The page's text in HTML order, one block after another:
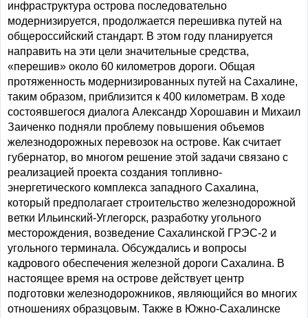
инфраструктура острова последовательно
модернизируется, продолжается перешивка путей на
общероссийский стандарт. В этом году планируется
направить на эти цели значительные средства,
«перешив» около 60 километров дороги. Общая
протяженность модернизированных путей на Сахалине,
таким образом, приблизится к 400 километрам. В ходе
состоявшегося диалога Александр Хорошавин и Михаил
Заиченко подняли проблему повышения объемов
железнодорожных перевозок на острове. Как считает
губернатор, во многом решение этой задачи связано с
реализацией проекта создания топливно-
энергетического комплекса западного Сахалина,
который предполагает строительство железнодорожной
ветки Ильинский-Углегорск, разработку угольного
месторождения, возведение Сахалинской ГРЭС-2 и
угольного терминала. Обсуждались и вопросы
кадрового обеспечения железной дороги Сахалина. В
настоящее время на острове действует центр
подготовки железнодорожников, являющийся во многих
отношениях образцовым. Также в Южно-Сахалинске